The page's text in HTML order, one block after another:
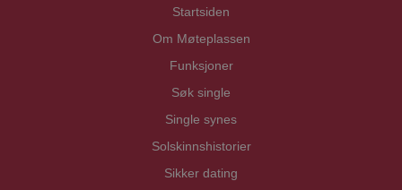
Startsiden
Om Møteplassen
Funksjoner
Søk single
Single synes
Solskinnshistorier
Sikker dating